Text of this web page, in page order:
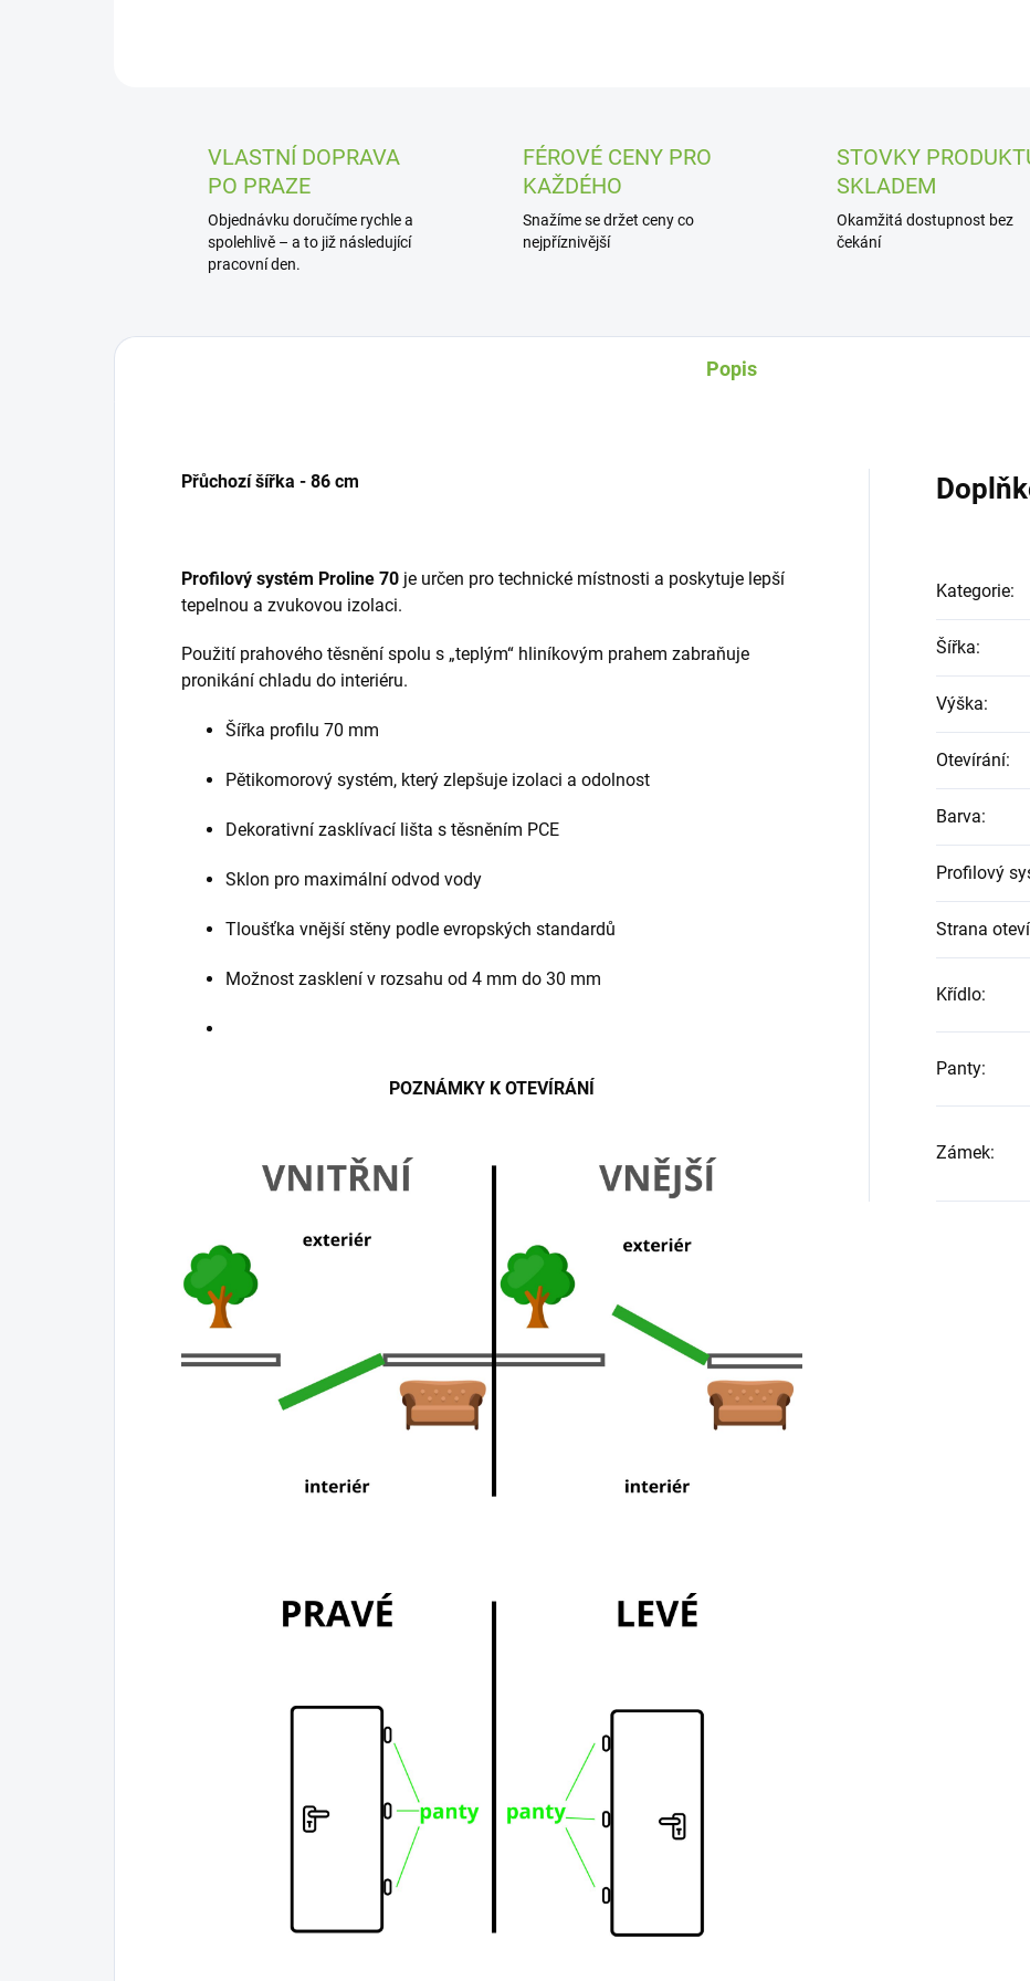
VLASTNÍ DOPRAVA
PO PRAZE
Objednávku doručíme rychle a
spolehlivě – a to již následující
pracovní den.
FÉROVÉ CENY PRO
KAŽDÉHO
Snažíme se držet ceny co
nejpříznivější
STOVKY
SKLADEM
Okamžitá dostupnost bez
čekání
Popis
Přůchozí šířka - 86 cm
Profilový systém Proline 70 je určen pro technické místnosti a poskytuje lepší
tepelnou a zvukovou izolaci.
Použití prahového těsnění spolu s „teplým“ hliníkovým prahem zabraňuje
pronikání chladu do interiéru.
Šířka profilu 70 mm
Pěti­komorový systém, který zlepšuje izolaci a odolnost
Dekorativní zasklívací lišta s těsněním PCE
Sklon pro maximální odvod vody
Tloušťka vnější stěny podle evropských standardů
Možnost zasklení v rozsahu od 4 mm do 30 mm
POZNÁMKY K OTEVÍRÁNÍ
Kategorie:
Šířka:
Výška:
Otevírání:
Barva:
Profilový
Strana
Křídlo:
Panty:
Zámek: